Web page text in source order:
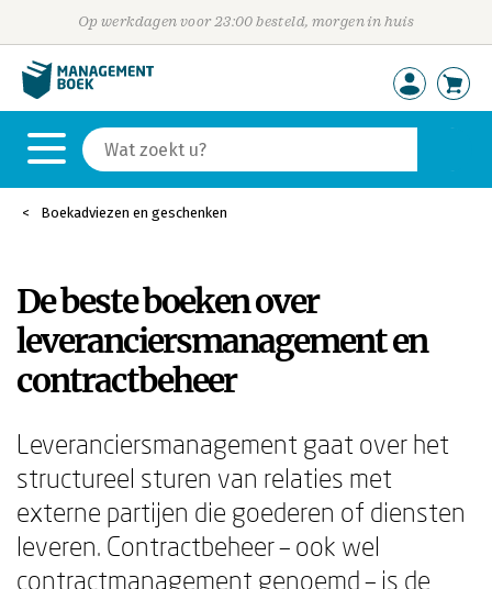
Op werkdagen voor 23:00 besteld, morgen in huis
Boekadviezen en geschenken
De beste boeken over
leveranciersmanagement en
contractbeheer
Leveranciersmanagement gaat over het
structureel sturen van relaties met
externe partijen die goederen of diensten
leveren. Contractbeheer – ook wel
contractmanagement genoemd – is de